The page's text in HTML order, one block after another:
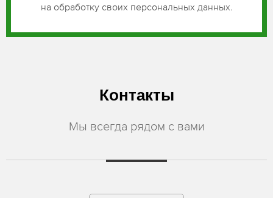
на обработку своих персональных данных.
Контакты
Мы всегда рядом с вами